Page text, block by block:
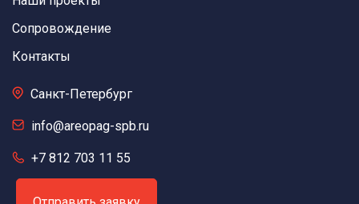
Сопровождение
Контакты
Санкт-Петербург
info@areopag-spb.ru
+7 812 703 11 55